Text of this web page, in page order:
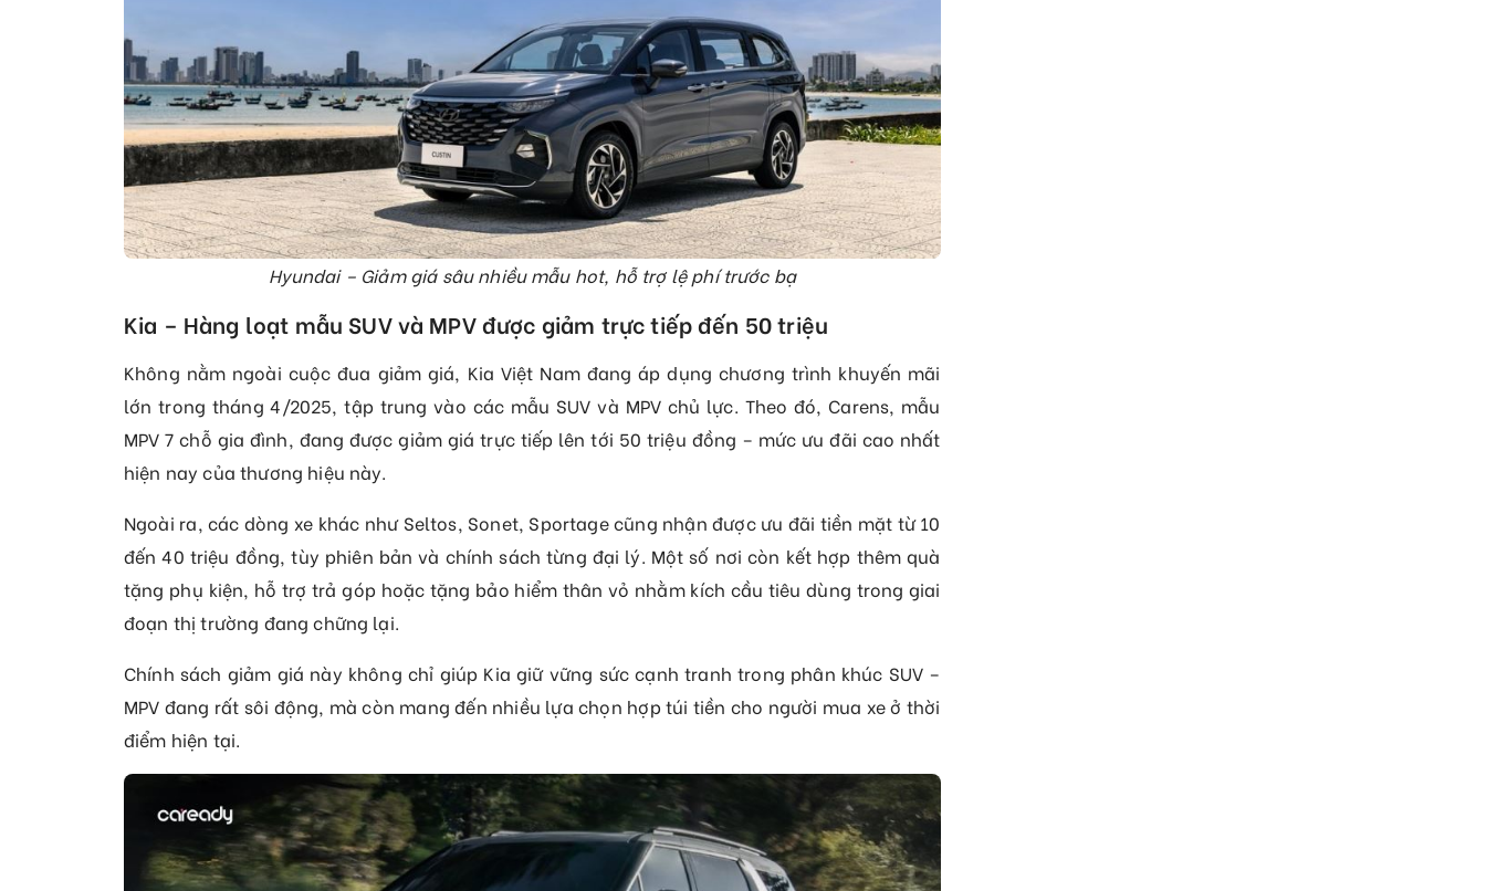
Hyundai – Giảm giá sâu nhiều mẫu hot, hỗ trợ lệ phí trước bạ
Kia – Hàng loạt mẫu SUV và MPV được giảm trực tiếp đến 50 triệu
Không nằm ngoài cuộc đua giảm giá, Kia Việt Nam đang áp dụng chương trình khuyến mãi
lớn trong tháng 4/2025, tập trung vào các mẫu SUV và MPV chủ lực. Theo đó, Carens, mẫu
MPV 7 chỗ gia đình, đang được giảm giá trực tiếp lên tới 50 triệu đồng – mức ưu đãi cao nhất
hiện nay của thương hiệu này.
Ngoài ra, các dòng xe khác như Seltos, Sonet, Sportage cũng nhận được ưu đãi tiền mặt từ 10
đến 40 triệu đồng, tùy phiên bản và chính sách từng đại lý. Một số nơi còn kết hợp thêm quà
tặng phụ kiện, hỗ trợ trả góp hoặc tặng bảo hiểm thân vỏ nhằm kích cầu tiêu dùng trong giai
đoạn thị trường đang chững lại.
Chính sách giảm giá này không chỉ giúp Kia giữ vững sức cạnh tranh trong phân khúc SUV –
MPV đang rất sôi động, mà còn mang đến nhiều lựa chọn hợp túi tiền cho người mua xe ở thời
điểm hiện tại.